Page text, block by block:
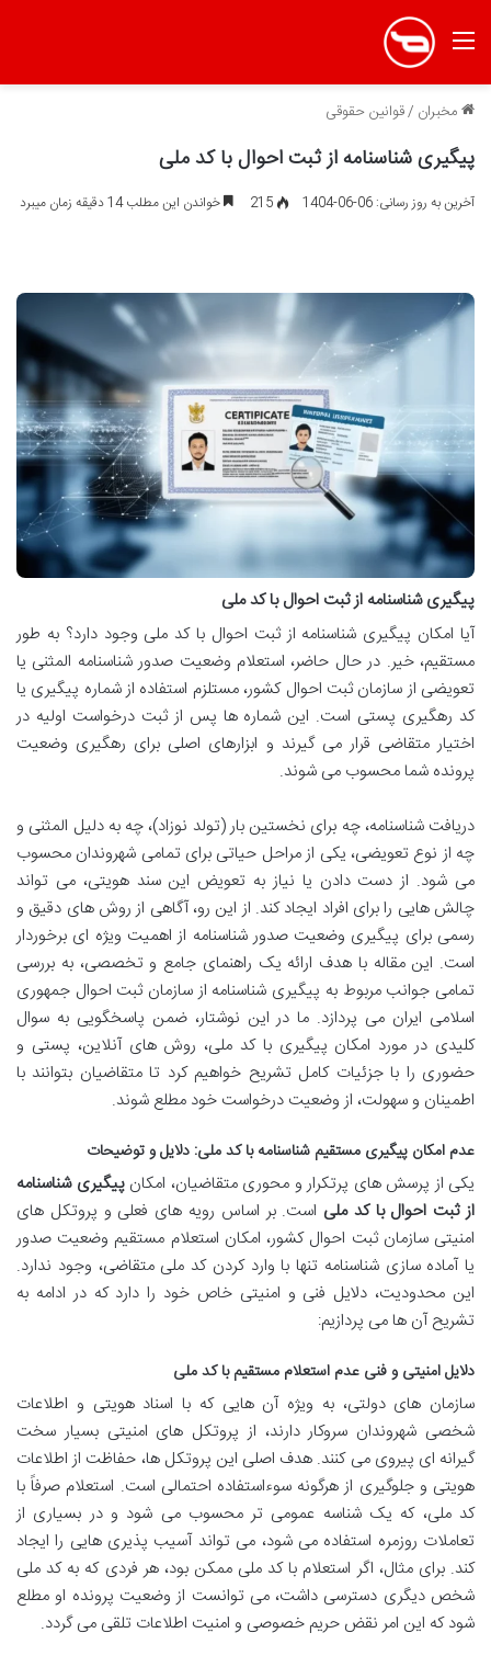
منو
مخبران /قوانین حقوقی
پیگیری شناسنامه از ثبت احوال با کد ملی
آخرین به روز رسانی: 06-06-1404 215 خواندن این مطلب 14 دقیقه زمان میبرد
پیگیری شناسنامه از ثبت احوال با کد ملی
آیا امکان پیگیری شناسنامه از ثبت احوال با کد ملی وجود دارد؟ به طور
مستقیم، خیر. در حال حاضر، استعلام وضعیت صدور شناسنامه المثنی یا
تعویضی از سازمان ثبت احوال کشور، مستلزم استفاده از شماره پیگیری یا
کد رهگیری پستی است. این شماره ها پس از ثبت درخواست اولیه در
اختیار متقاضی قرار می گیرند و ابزارهای اصلی برای رهگیری وضعیت
پرونده شما محسوب می شوند.
دریافت شناسنامه، چه برای نخستین بار (تولد نوزاد)، چه به دلیل المثنی و
چه از نوع تعویضی، یکی از مراحل حیاتی برای تمامی شهروندان محسوب
می شود. از دست دادن یا نیاز به تعویض این سند هویتی، می تواند
چالش هایی را برای افراد ایجاد کند. از این رو، آگاهی از روش های دقیق و
رسمی برای پیگیری وضعیت صدور شناسنامه از اهمیت ویژه ای برخوردار
است. این مقاله با هدف ارائه یک راهنمای جامع و تخصصی، به بررسی
تمامی جوانب مربوط به پیگیری شناسنامه از سازمان ثبت احوال جمهوری
اسلامی ایران می پردازد. ما در این نوشتار، ضمن پاسخگویی به سوال
کلیدی در مورد امکان پیگیری با کد ملی، روش های آنلاین، پستی و
حضوری را با جزئیات کامل تشریح خواهیم کرد تا متقاضیان بتوانند با
اطمینان و سهولت، از وضعیت درخواست خود مطلع شوند.
عدم امکان پیگیری مستقیم شناسنامه با کد ملی: دلایل و توضیحات
یکی از پرسش های پرتکرار و محوری متقاضیان، امکانپیگیری شناسنامه
از ثبت احوال با کد ملی است. بر اساس رویه های فعلی و پروتکل های
امنیتی سازمان ثبت احوال کشور، امکان استعلام مستقیم وضعیت صدور
یا آماده سازی شناسنامه تنها با وارد کردن کد ملی متقاضی، وجود ندارد.
این محدودیت، دلایل فنی و امنیتی خاص خود را دارد که در ادامه به
تشریح آن ها می پردازیم:
دلایل امنیتی و فنی عدم استعلام مستقیم با کد ملی
سازمان های دولتی، به ویژه آن هایی که با اسناد هویتی و اطلاعات
شخصی شهروندان سروکار دارند، از پروتکل های امنیتی بسیار سخت
گیرانه ای پیروی می کنند. هدف اصلی این پروتکل ها، حفاظت از اطلاعات
هویتی و جلوگیری از هرگونه سوءاستفاده احتمالی است. استعلام صرفاً با
کد ملی، که یک شناسه عمومی تر محسوب می شود و در بسیاری از
تعاملات روزمره استفاده می شود، می تواند آسیب پذیری هایی را ایجاد
کند. برای مثال، اگر استعلام با کد ملی ممکن بود، هر فردی که به کد ملی
شخص دیگری دسترسی داشت، می توانست از وضعیت پرونده او مطلع
شود که این امر نقض حریم خصوصی و امنیت اطلاعات تلقی می گردد.